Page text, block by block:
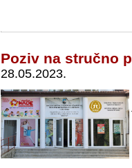
Poziv na stručno
28.05.2023.